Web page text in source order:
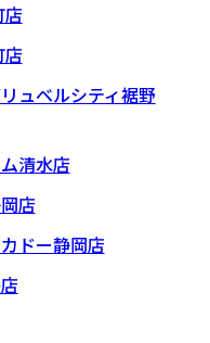
店
店
ュベルシティ裾野
清水店
店
ドー静岡店